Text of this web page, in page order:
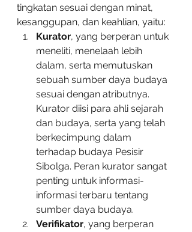
tingkatan sesuai dengan minat,
kesanggupan, dan keahlian, yaitu:
Kurator, yang berperan untuk
meneliti, menelaah lebih
dalam, serta memutuskan
sebuah sumber daya budaya
sesuai dengan atributnya.
Kurator diisi para ahli sejarah
dan budaya, serta yang telah
berkecimpung dalam
terhadap budaya Pesisir
Sibolga. Peran kurator sangat
penting untuk informasi-
informasi terbaru tentang
sumber daya budaya.
Verifikator, yang berperan